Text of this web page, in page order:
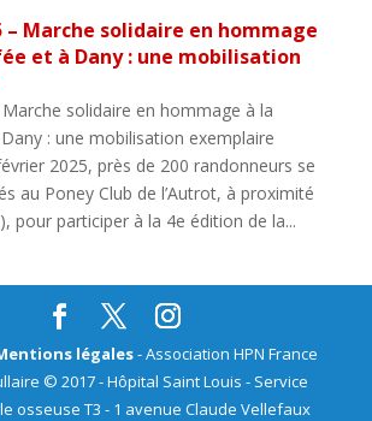
– Marche solidaire en hommage
et à Dany : une mobilisation
solidaire en hommage à la
: une mobilisation exemplaire
2025, près de 200 randonneurs se
au Poney Club de l’Autrot, à proximité
pour participer à la 4e édition de la...
légales- Association HPN France
© 2017 - Hôpital Saint Louis - Service
osseuse T3 - 1 avenue Claude Vellefaux